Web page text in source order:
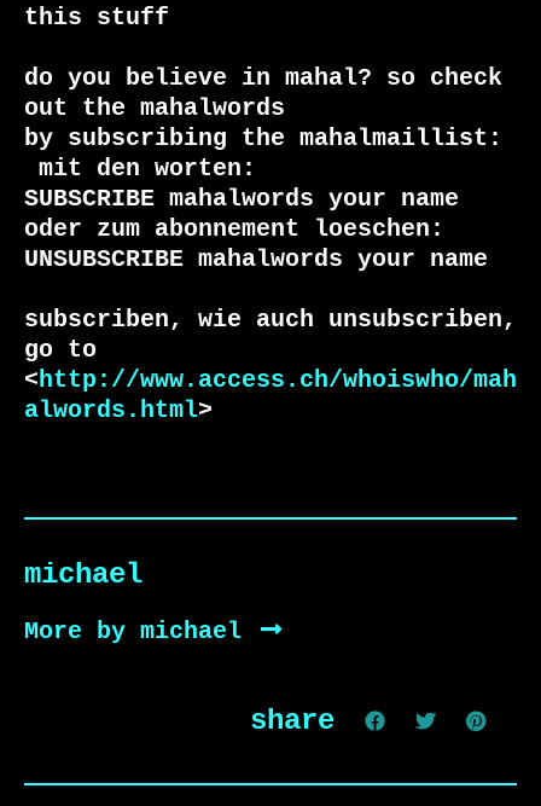
this stuff
do you believe in mahal? so check
out the mahalwords
SUBSCRIBE mahalwords your name
oder zum abonnement loeschen:
UNSUBSCRIBE mahalwords your name
subscriben, wie auch unsubscriben,
go to
<http://www.access.ch/whoiswho/mah
alwords.html>
michael
More by michael
share